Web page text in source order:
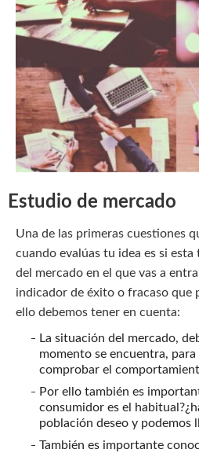
Estudio de mercado
Una de las primeras cuestiones
cuando evalúas tu idea es si
del mercado en el que vas a
indicador de éxito o fracaso que
ello debemos tener en cuenta:
La situación del mercado,
momento se encuentra,
comprobar el
Por ello también es
consumidor es el
población deseo y podemos
También es importante